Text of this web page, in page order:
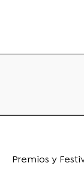
Premios y